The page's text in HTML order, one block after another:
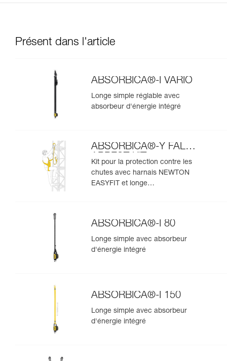
Présent dans l'article
ABSORBICA®-I VARIO
Longe simple réglable avec
absorbeur d'énergie intégré
ABSORBICA®-Y FALL
ARREST KIT
Kit pour la protection contre les
chutes avec harnais NEWTON
EASYFIT et longe
ABSORBICA®-I 80
Longe simple avec absorbeur
d'énergie intégré
ABSORBICA®-I 150
Longe simple avec absorbeur
d'énergie intégré